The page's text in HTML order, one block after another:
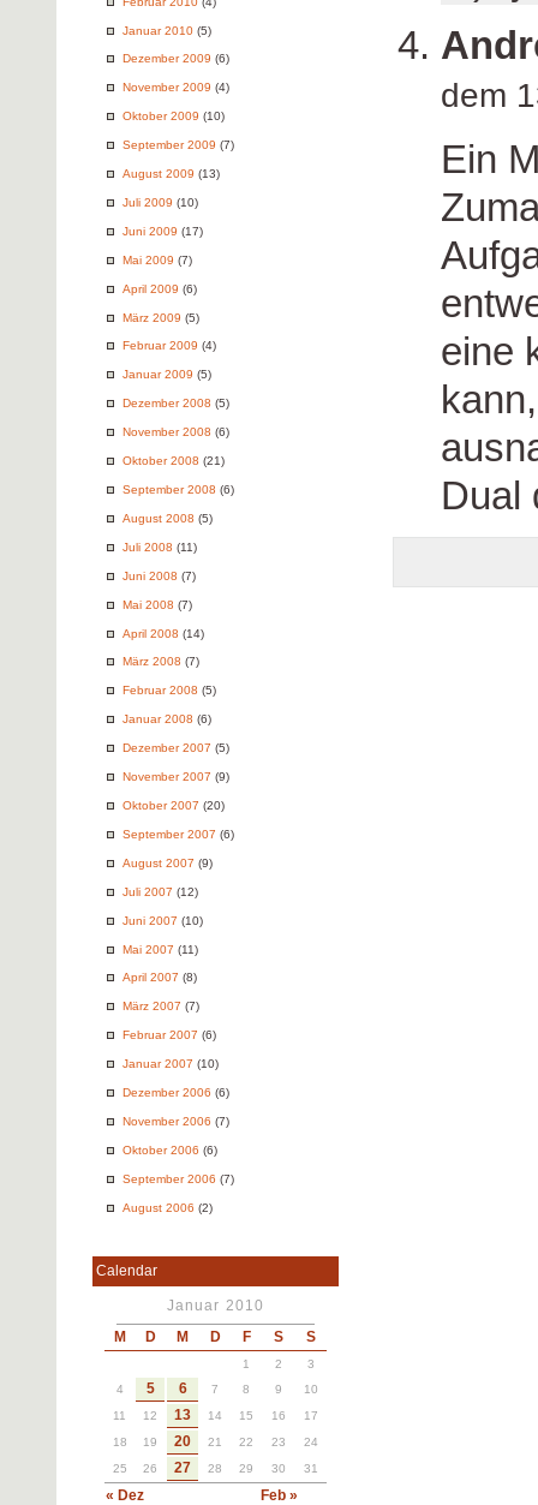
Januar 2010 (5)
Dezember 2009 (6)
November 2009 (4)
Oktober 2009 (10)
September 2009 (7)
August 2009 (13)
Juli 2009 (10)
Juni 2009 (17)
Mai 2009 (7)
April 2009 (6)
März 2009 (5)
Februar 2009 (4)
Januar 2009 (5)
Dezember 2008 (5)
November 2008 (6)
Oktober 2008 (21)
September 2008 (6)
August 2008 (5)
Juli 2008 (11)
Juni 2008 (7)
Mai 2008 (7)
April 2008 (14)
März 2008 (7)
Februar 2008 (5)
Januar 2008 (6)
Dezember 2007 (5)
November 2007 (9)
Oktober 2007 (20)
September 2007 (6)
August 2007 (9)
Juli 2007 (12)
Juni 2007 (10)
Mai 2007 (11)
April 2007 (8)
März 2007 (7)
Februar 2007 (6)
Januar 2007 (10)
Dezember 2006 (6)
November 2006 (7)
Oktober 2006 (6)
September 2006 (7)
August 2006 (2)
Calendar
Januar 2010
M D M D F S S
« Dez Feb »
1 2
3
4
5 6 7 8 9
10
11
12 13 14 15 16
17
18
19 20 21 22 23
24
25
26 27 28 29 30 31
dem
Ein
eine
Dual